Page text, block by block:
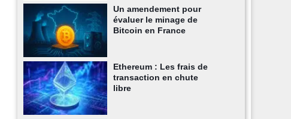
Un amendement pour
évaluer le minage de
Bitcoin en France
Ethereum : Les frais de
transaction en chute
libre